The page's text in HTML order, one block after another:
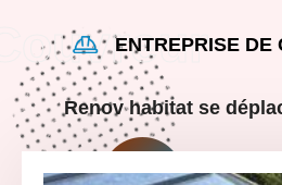
ENTREPRISE DE
Renov habitat se